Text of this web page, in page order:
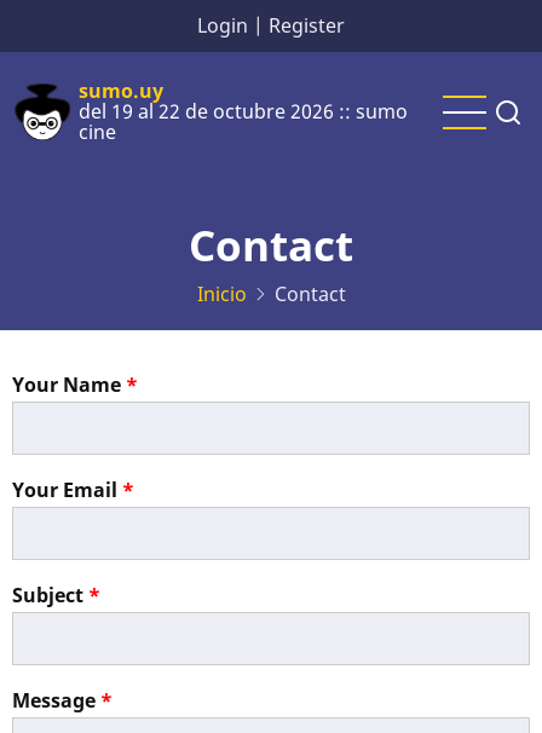
al
contenido
principal
Login | Register
sumo.uy
del 19 al 22 de octubre 2026 :: sumo
cine
Contact
Inicio Contact
Your Name
Your Email
Subject
Message